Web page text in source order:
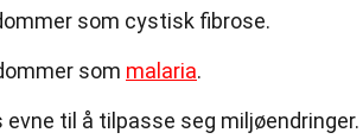
som cystisk fibrose.
som malaria.
til å tilpasse seg miljøendringer.